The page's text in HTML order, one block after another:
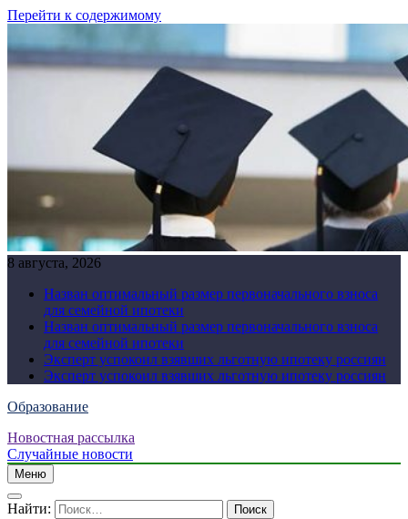
Перейти к содержимому
8 августа, 2026
Назван оптимальный размер первоначального взноса
для семейной ипотеки
Назван оптимальный размер первоначального взноса
для семейной ипотеки
Эксперт успокоил взявших льготную ипотеку россиян
Эксперт успокоил взявших льготную ипотеку россиян
Образование
Новостная рассылка
Случайные новости
Меню
Найти: